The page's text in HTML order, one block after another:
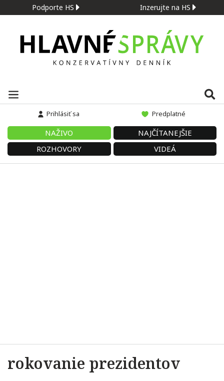
Podporte HS Inzerujte na HS
Prihlásiť sa Predplatné
NAŽIVO
NAJČÍTANEJŠIE
ROZHOVORY
VIDEÁ
rokovanie prezidentov